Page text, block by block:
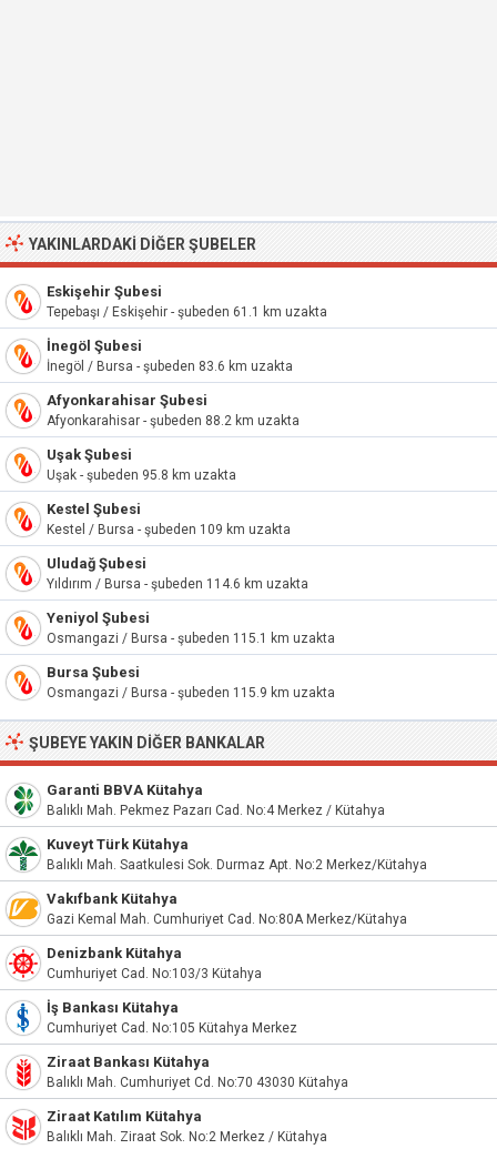
YAKINLARDAKI DIĞER ŞUBELER
Eskişehir Şubesi
Tepebaşı / Eskişehir - şubeden 61.1 km uzakta
İnegöl Şubesi
İnegöl / Bursa - şubeden 83.6 km uzakta
Afyonkarahisar Şubesi
Afyonkarahisar - şubeden 88.2 km uzakta
Uşak Şubesi
Uşak - şubeden 95.8 km uzakta
Kestel Şubesi
Kestel / Bursa - şubeden 109 km uzakta
Uludağ Şubesi
Yıldırım / Bursa - şubeden 114.6 km uzakta
Yeniyol Şubesi
Osmangazi / Bursa - şubeden 115.1 km uzakta
Bursa Şubesi
Osmangazi / Bursa - şubeden 115.9 km uzakta
ŞUBEYE YAKIN DIĞER BANKALAR
Garanti BBVA Kütahya
Balıklı Mah. Pekmez Pazarı Cad. No:4 Merkez / Kütahya
Kuveyt Türk Kütahya
Balıklı Mah. Saatkulesi Sok. Durmaz Apt. No:2 Merkez/Kütahya
Vakıfbank Kütahya
Gazi Kemal Mah. Cumhuriyet Cad. No:80A Merkez/Kütahya
Denizbank Kütahya
Cumhuriyet Cad. No:103/3 Kütahya
İş Bankası Kütahya
Cumhuriyet Cad. No:105 Kütahya Merkez
Ziraat Bankası Kütahya
Balıklı Mah. Cumhuriyet Cd. No:70 43030 Kütahya
Ziraat Katılım Kütahya
Balıklı Mah. Ziraat Sok. No:2 Merkez / Kütahya